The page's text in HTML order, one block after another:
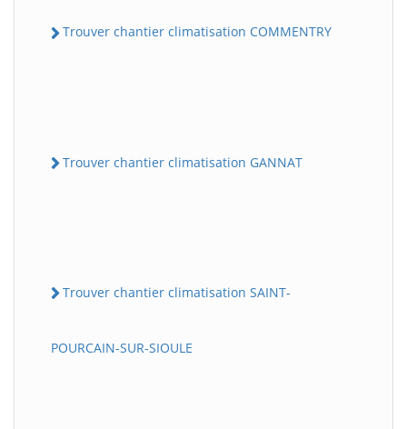
Trouver chantier climatisation COMMENTRY
Trouver chantier climatisation GANNAT
Trouver chantier climatisation SAINT-
POURCAIN-SUR-SIOULE